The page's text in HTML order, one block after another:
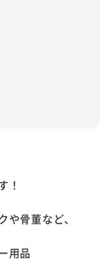
！
骨董など、
用品